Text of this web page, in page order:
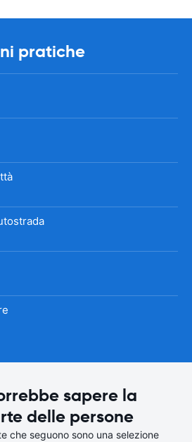
pratiche
sapere la
delle persone
che seguono sono una selezione